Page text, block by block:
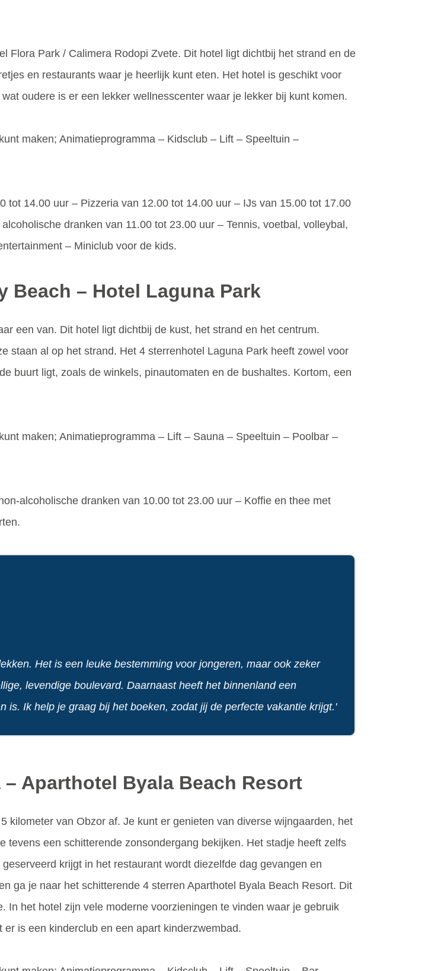
Flora Park / Calimera Rodopi Zvete. Dit hotel ligt dichtbij het strand en de
en restaurants waar je heerlijk kunt eten. Het hotel is geschikt voor
oudere is er een lekker wellnesscenter waar je lekker bij kunt komen.
maken; Animatieprogramma – Kidsclub – Lift – Speeltuin –
14.00 uur – Pizzeria van 12.00 tot 14.00 uur – IJs van 15.00 tot 17.00
dranken van 11.00 tot 23.00 uur – Tennis, voetbal, volleybal,
– Miniclub voor de kids.
Beach – Hotel Laguna Park
een van. Dit hotel ligt dichtbij de kust, het strand en het centrum.
staan al op het strand. Het 4 sterrenhotel Laguna Park heeft zowel voor
buurt ligt, zoals de winkels, pinautomaten en de bushaltes. Kortom, een
maken; Animatieprogramma – Lift – Sauna – Speeltuin – Poolbar –
alcoholische dranken van 10.00 tot 23.00 uur – Koffie en thee met
Het is een leuke bestemming voor jongeren, maar ook zeker
levendige boulevard. Daarnaast heeft het binnenland een
is. Ik help je graag bij het boeken, zodat jij de perfecte vakantie krijgt.'
Aparthotel Byala Beach Resort
kilometer van Obzor af. Je kunt er genieten van diverse wijngaarden, het
een schitterende zonsondergang bekijken. Het stadje heeft zelfs
krijgt in het restaurant wordt diezelfde dag gevangen en
ga je naar het schitterende 4 sterren Aparthotel Byala Beach Resort. Dit
het hotel zijn vele moderne voorzieningen te vinden waar je gebruik
is een kinderclub en een apart kinderzwembad.